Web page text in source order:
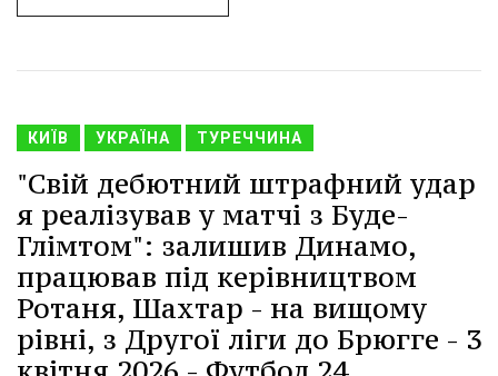
КИЇВ УКРАЇНА ТУРЕЧЧИНА
"Свій дебютний штрафний удар
я реалізував у матчі з Буде-
Глімтом": залишив Динамо,
працював під керівництвом
Ротаня, Шахтар - на вищому
рівні, з Другої ліги до Брюгге - 3